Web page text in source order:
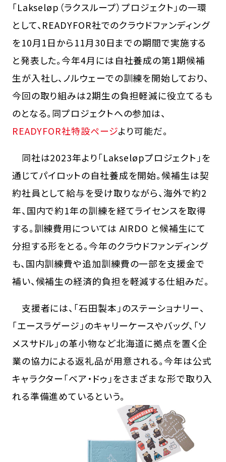
「Lakseløp（ラクスループ）プロジェクト」の一環
として、READYFOR社でのクラウドファンディング
を10月1日から11月30日までの期間で実施する
と発表した。今年4月には自社養成の第1期候補
生が入社し、ノルウェーでの訓練を開始しており、
今回の取り組みは2期生の負担軽減に役立てるも
のとなる。同プロジェクトへの参加は、
READYFOR社特設ページより可能だ。
同社は2023年より「Lakseløpプロジェクト」を
通じてパイロットの自社養成を開始。候補生は契
約社員として給与を受け取りながら、海外で約2
年、国内で約1年の訓練を経てライセンスを取得
する。訓練費用については AIRDO と候補生にて
分担する形をとる。今年のクラウドファンディング
も、国内訓練費や追加訓練費の一部を支援金で
補い、候補生の経済的負担を軽減する仕組みだ。
支援者には、「石田製本」のステーショナリー、
「エースラゲージ」のキャリーケースやバッグ、「ソ
メスサドル」の革小物など北海道に拠点を置く企
業の協力による返礼品が用意される。今年は公式
キャラクター「ベア・ドゥ」をさまざまな形で取り入
れる準備進めているという。